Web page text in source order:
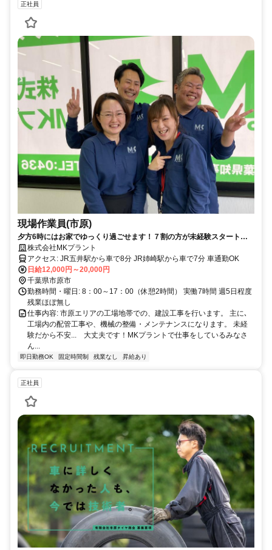
正社員
現場作業員(市原)
夕方6時にはお家でゆっくり過ごせます！７割の方が未経験スタート☆
中高年、シニアも活躍中☆
株式会社MKプラント
アクセス: JR五井駅から車で8分 JR姉崎駅から車で7分 車通勤OK
日給12,000円～20,000円
千葉県市原市
勤務時間・曜日: 8：00～17：00（休憩2時間） 実働7時間 週5日程度
残業ほぼ無し
仕事内容: 市原エリアの工場地帯での、建設工事を行います。 主に､
工場内の配管工事や、機械の整備・メンテナンスになります。 未経
験だから不安... 大丈夫です！MKプラントで仕事をしているみなさ
ん...
即日勤務OK 固定時間制 残業なし 昇給あり
正社員